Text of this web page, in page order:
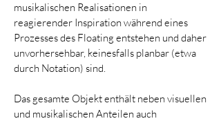
musikalischen Realisationen in
reagierender Inspiration während eines
Prozesses des Floating entstehen und daher
unvorhersehbar, keinesfalls planbar (etwa
durch Notation) sind.
Das gesamte Objekt enthält neben visuellen
und musikalischen Anteilen auch